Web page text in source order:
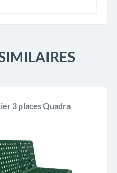
3 places Quadra